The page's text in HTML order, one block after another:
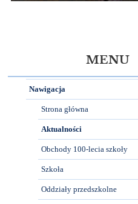
MENU
Nawigacja
Strona główna
Aktualności
Obchody 100-lecia szkoły
Szkoła
Oddziały przedszkolne